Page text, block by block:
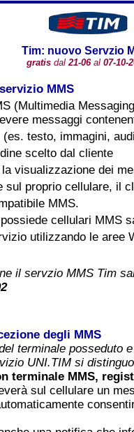
Tim: nuovo Servzio
gratis dal21-06al07-10-
MMS
(Multimedia
messaggi
(es. testo, immagini,
scelto dal cliente
visualizzazione dei
sul proprio cellulare, il
MMS.
cellulari MMS
utilizzando le aree
il servzio MMS Tim
degli MMS
terminale posseduto
UNI.TIM si
terminale MMS,
sul cellulare un